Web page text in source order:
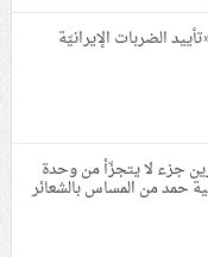
«تأييد الضربات الإيرانيّة
جزء لا يتجزّأ من وحدة
حمد من المساس بالشعائر